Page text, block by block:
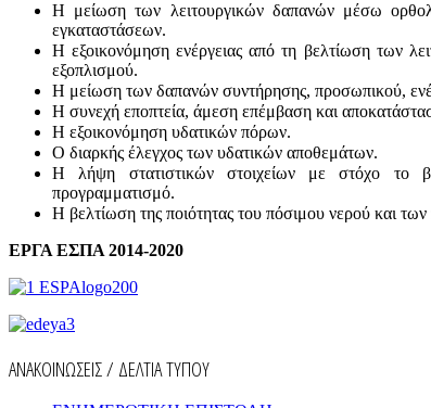
Η μείωση των λειτουργικών δαπανών μέσω
εγκαταστάσεων.
Η εξοικονόμηση ενέργειας από τη βελτίωση των
εξοπλισμού.
Η μείωση των δαπανών συντήρησης, προσωπικού,
Η συνεχή εποπτεία, άμεση επέμβαση και
Η εξοικονόμηση υδατικών πόρων.
Ο διαρκής έλεγχος των υδατικών αποθεμάτων.
Η λήψη στατιστικών στοιχείων με στόχο το
προγραμματισμό.
Η βελτίωση της ποιότητας του πόσιμου νερού και
ΕΡΓΑ ΕΣΠΑ 2014-2020
ΑΝΑΚΟΙΝΩΣΕΙΣ / ΔΕΛΤΙΑ ΤΥΠΟΥ